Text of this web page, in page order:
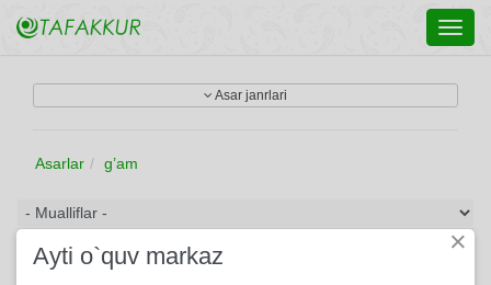
Asar janrlari
Asarlar g’am
×
Ayti o`quv markaz